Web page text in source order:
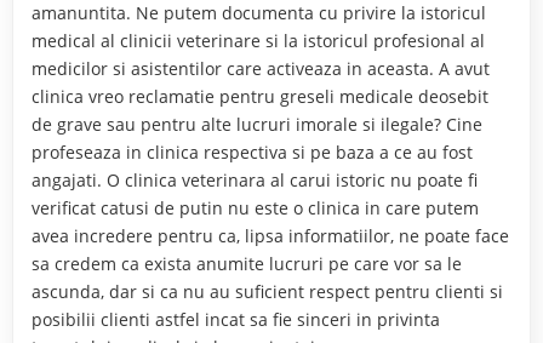
amanuntita. Ne putem documenta cu privire la istoricul
medical al clinicii veterinare si la istoricul profesional al
medicilor si asistentilor care activeaza in aceasta. A avut
clinica vreo reclamatie pentru greseli medicale deosebit
de grave sau pentru alte lucruri imorale si ilegale? Cine
profeseaza in clinica respectiva si pe baza a ce au fost
angajati. O clinica veterinara al carui istoric nu poate fi
verificat catusi de putin nu este o clinica in care putem
avea incredere pentru ca, lipsa informatiilor, ne poate face
sa credem ca exista anumite lucruri pe care vor sa le
ascunda, dar si ca nu au suficient respect pentru clienti si
posibilii clienti astfel incat sa fie sinceri in privinta